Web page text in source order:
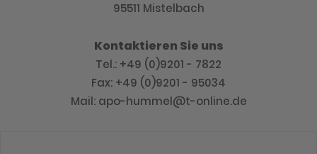
95511 Mistelbach
Kontaktieren Sie uns
Tel.: +49 (0)9201 - 7822
Fax: +49 (0)9201 - 95034
Mail: apo-hummel@t-online.de